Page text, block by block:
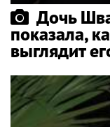
Дочь
показала,
выглядит